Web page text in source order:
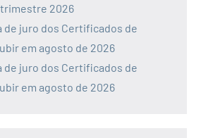
trimestre 2026
de juro dos Certificados de
em agosto de 2026
de juro dos Certificados de
em agosto de 2026